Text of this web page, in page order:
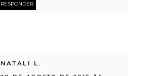
RESPONDER
NATALI L.